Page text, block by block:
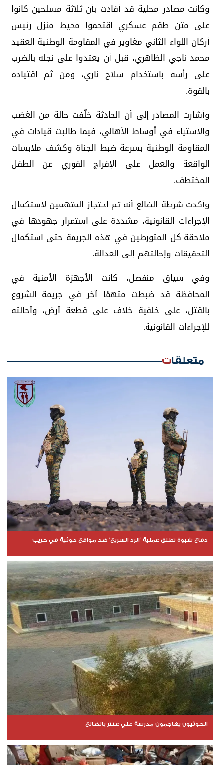
وكانت مصادر محلية قد أفادت بأن ثلاثة مسلحين كانوا
على متن طقم عسكري اقتحموا محيط منزل رئيس
أركان اللواء الثاني مغاوير في المقاومة الوطنية العقيد
محمد ناجي الظاهري، قبل أن يعتدوا على نجله بالضرب
على رأسه باستخدام سلاح ناري، ومن ثم اقتياده
بالقوة.
وأشارت المصادر إلى أن الحادثة خلّفت حالة من الغضب
والاستياء في أوساط الأهالي، فيما طالبت قيادات في
المقاومة الوطنية بسرعة ضبط الجناة وكشف ملابسات
الواقعة والعمل على الإفراج الفوري عن الطفل
المختطف.
وأكدت شرطة الضالع أنه تم احتجاز المتهمين لاستكمال
الإجراءات القانونية، مشددة على استمرار جهودها في
ملاحقة كل المتورطين في هذه الجريمة حتى استكمال
التحقيقات وإحالتهم إلى العدالة.
وفي سياق منفصل، كانت الأجهزة الأمنية في
المحافظة قد ضبطت متهمًا آخر في جريمة الشروع
بالقتل، على خلفية خلاف على قطعة أرض، وأحالته
للإجراءات القانونية.
متعلقات
دفاع شبوة تطلق عملية "الرد السريع" ضد مواقع حوثية في حريب
الحوثيون يهاجمون مدرسة علي عنتر بالضالع